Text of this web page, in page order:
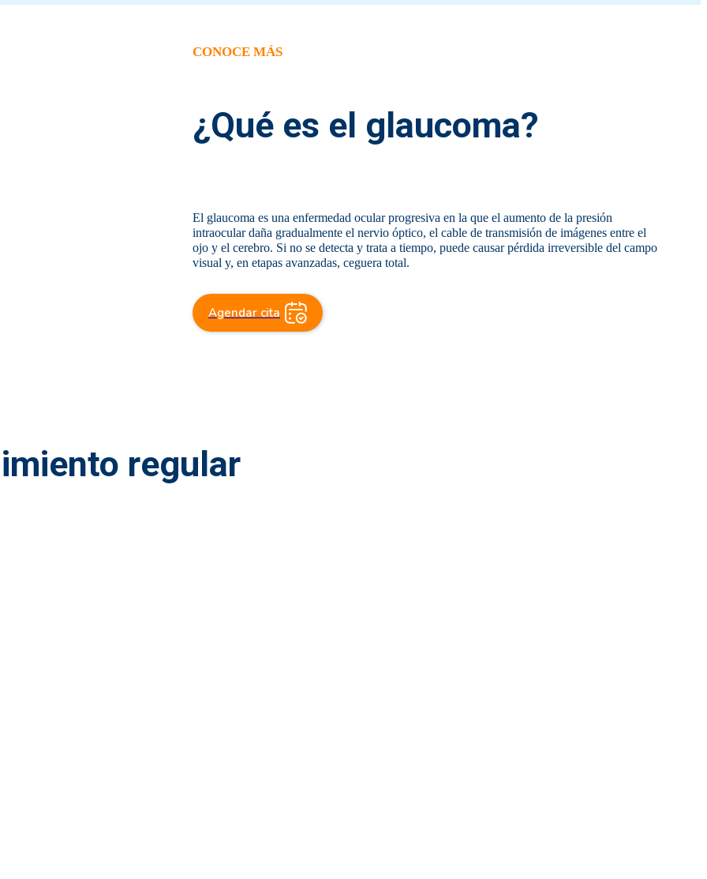
CONOCE MÁS
¿Qué es el glaucoma?
El glaucoma es una enfermedad ocular progresiva en la que el aumento de la presión
intraocular daña gradualmente el nervio óptico, el cable de transmisión de imágenes entre el
ojo y el cerebro. Si no se detecta y trata a tiempo, puede causar pérdida irreversible del campo
visual y, en etapas avanzadas, ceguera total.
Agendar cita
regular